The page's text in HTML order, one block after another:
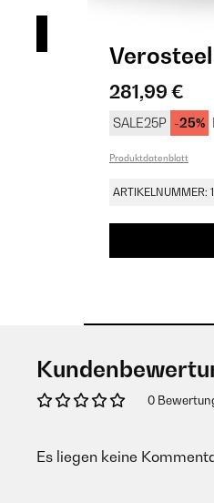
281,99 €
SALE25P -25%
Produktdatenblatt
ARTIKELNUMMER:
0
Es liegen keine